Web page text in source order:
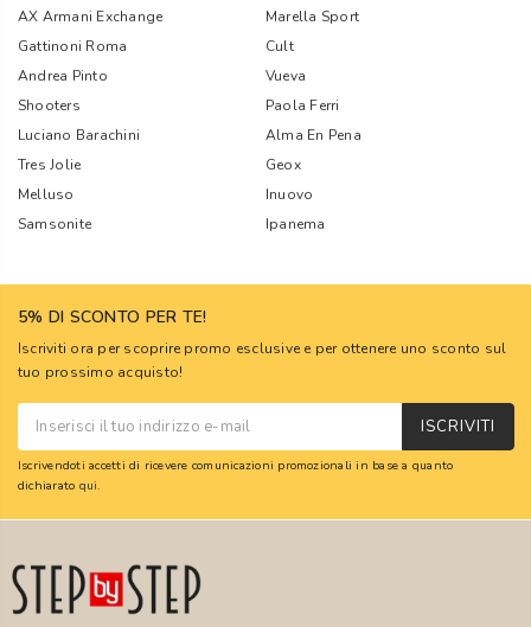
AX Armani Exchange
Marella Sport
Gattinoni Roma
Cult
Andrea Pinto
Vueva
Shooters
Paola Ferri
Luciano Barachini
Alma En Pena
Tres Jolie
Geox
Melluso
Inuovo
Samsonite
Ipanema
5% DI SCONTO PER TE!
Iscriviti ora per scoprire promo esclusive e per ottenere uno sconto sul
tuo prossimo acquisto!
ISCRIVITI
Iscrivendoti accetti di ricevere comunicazioni promozionali in base a quanto
dichiarato qui.